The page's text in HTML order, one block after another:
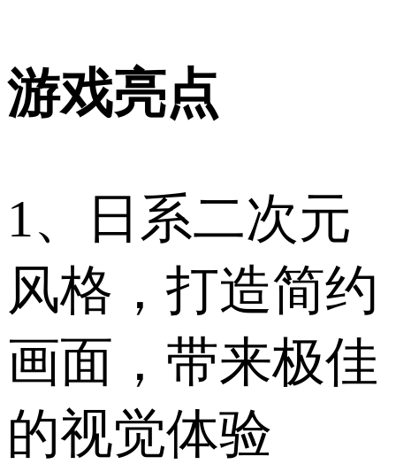
游戏亮点
1、日系二次元
风格，打造简约
画面，带来极佳
的视觉体验